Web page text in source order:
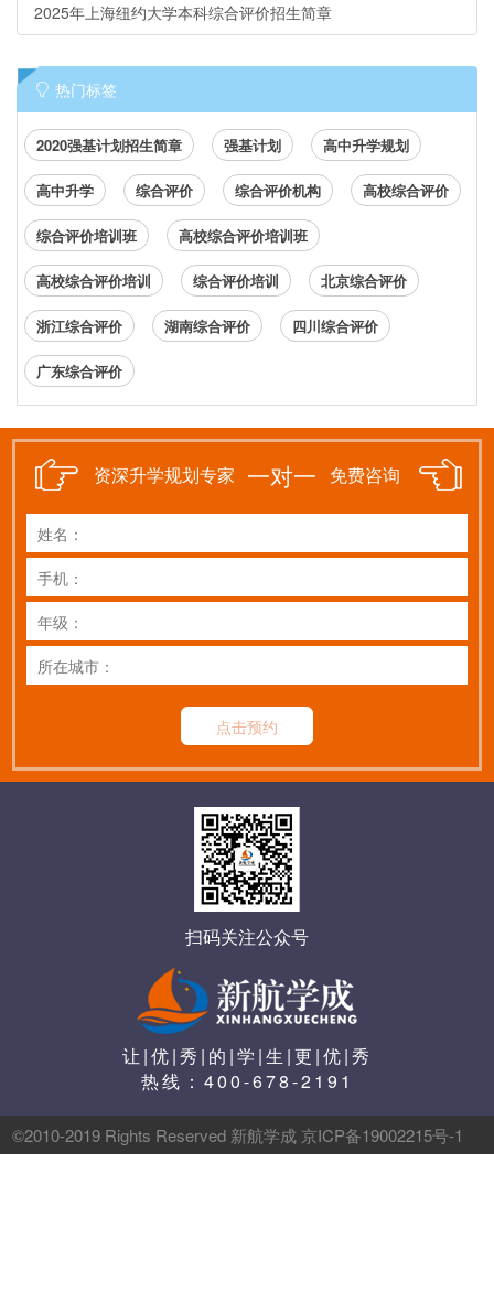
2025年上海纽约大学本科综合评价招生简章
热门标签
2020强基计划招生简章 强基计划 高中升学规划
高中升学 综合评价 综合评价机构 高校综合评价
综合评价培训班 高校综合评价培训班
高校综合评价培训 综合评价培训 北京综合评价
浙江综合评价 湖南综合评价 四川综合评价
广东综合评价
资深升学规划专家 一对一 免费咨询
点击预约
扫码关注公众号
让|优|秀|的|学|生|更|优|秀
热线： 400-678-2191
©2010-2019 Rights Reserved 新航学成 京ICP备19002215号-1